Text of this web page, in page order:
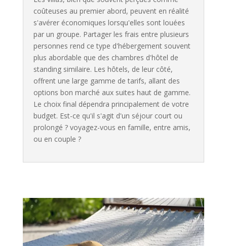
coûteuses au premier abord, peuvent en réalité
s'avérer économiques lorsqu'elles sont louées
par un groupe. Partager les frais entre plusieurs
personnes rend ce type d'hébergement souvent
plus abordable que des chambres d'hôtel de
standing similaire. Les hôtels, de leur côté,
offrent une large gamme de tarifs, allant des
options bon marché aux suites haut de gamme.
Le choix final dépendra principalement de votre
budget. Est-ce qu'il s'agit d'un séjour court ou
prolongé ? voyagez-vous en famille, entre amis,
ou en couple ?